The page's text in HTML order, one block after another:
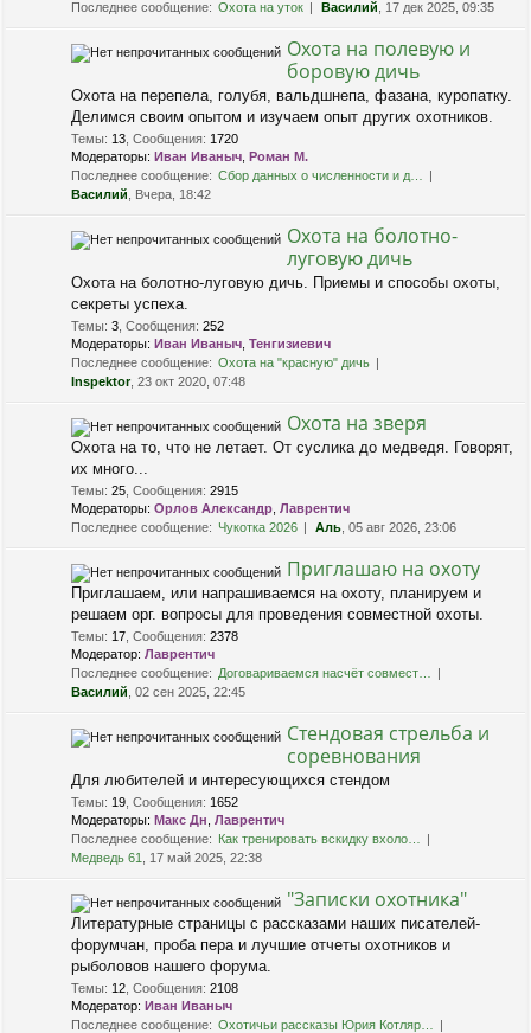
Последнее сообщение: Охота на уток Василий , 17 дек 2025, 09:35
Охота на полевую и
боровую дичь
Охота на перепела, голубя, вальдшнепа, фазана, куропатку.
Делимся своим опытом и изучаем опыт других охотников.
Темы: 13 Сообщения: 1720
Модераторы: Иван Иваныч Роман М.
Последнее сообщение: Сбор данных о численности и д…
Василий , Вчера, 18:42
Охота на болотно-
луговую дичь
Охота на болотно-луговую дичь. Приемы и способы охоты,
секреты успеха.
Темы: 3 Сообщения: 252
Модераторы: Иван Иваныч Тенгизиевич
Последнее сообщение: Охота на "красную" дичь
Inspektor, 23 окт 2020, 07:48
Охота на зверя
Охота на то, что не летает. От суслика до медведя. Говорят,
их много...
Темы: 25 Сообщения: 2915
Модераторы: Орлов Александр Лаврентич
Последнее сообщение: Чукотка 2026 Аль , 05 авг 2026, 23:06
Приглашаю на охоту
Приглашаем, или напрашиваемся на охоту, планируем и
решаем орг. вопросы для проведения совместной охоты.
Темы: 17 Сообщения: 2378
Модератор: Лаврентич
Последнее сообщение: Договариваемся насчёт совмест…
Василий , 02 сен 2025, 22:45
Стендовая стрельба и
соревнования
Для любителей и интересующихся стендом
Темы: 19 Сообщения: 1652
Модераторы: Макс Дн Лаврентич
Последнее сообщение: Как тренировать вскидку вхоло…
Медведь 61
, 17 май 2025, 22:38
"Записки охотника"
Литературные страницы с рассказами наших писателей-
форумчан, проба пера и лучшие отчеты охотников и
рыболовов нашего форума.
Темы: 12 Сообщения: 2108
Модератор: Иван Иваныч
Последнее сообщение: Охотичьи рассказы Юрия Котляр…